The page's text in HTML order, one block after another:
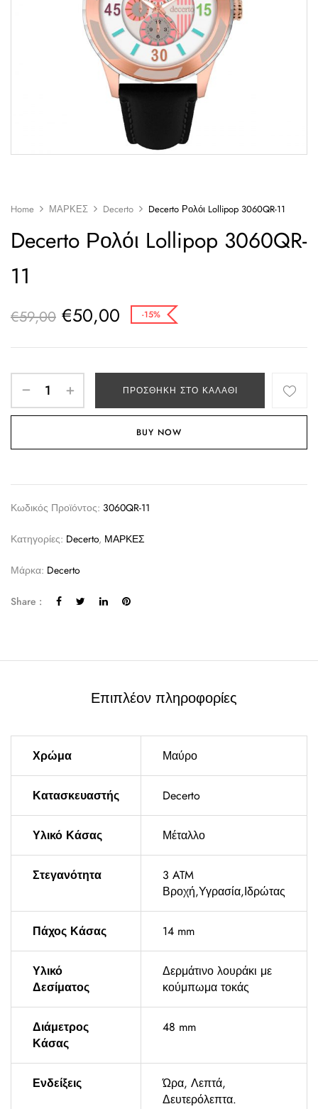
Home ΜΑΡΚΕΣ Decerto Decerto Ρολόι Lollipop 3060QR-11
Decerto Ρολόι Lollipop 3060QR-
11
€59,00 €50,00 -15%
ΠΡΟΣΘΉΚΗ ΣΤΟ ΚΑΛΆΘΙ
BUY NOW
Κωδικός Προϊόντος: 3060QR-11
Κατηγορίες: Decerto, ΜΑΡΚΕΣ
Μάρκα: Decerto
Share :
Επιπλέον πληροφορίες
Χρώμα Μαύρο
Κατασκευαστής Decerto
Υλικό Κάσας Μέταλλο
Στεγανότητα
3 ATM
Βροχή,Υγρασία,Ιδρώτας
Πάχος Κάσας 14 mm
Υλικό
Δεσίματος
Δερμάτινο λουράκι με
κούμπωμα τοκάς
Διάμετρος
Κάσας
48 mm
Ενδείξεις
Ώρα, Λεπτά,
Δευτερόλεπτα.